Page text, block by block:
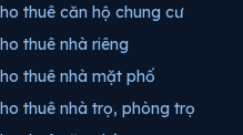
thuê căn hộ chung cư
thuê nhà riêng
thuê nhà mặt phố
thuê nhà trọ, phòng trọ